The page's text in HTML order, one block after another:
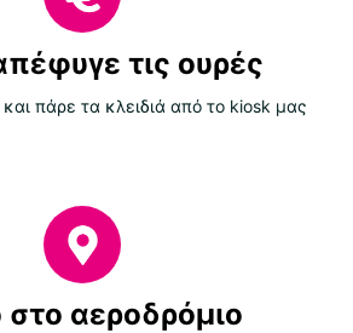
τις ουρές
και πάρε τα κλειδιά από το kiosk μας
αεροδρόμιο